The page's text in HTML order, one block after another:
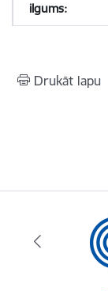
Drukāt lapu